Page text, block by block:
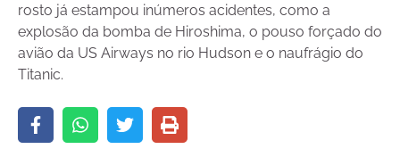
rosto já estampou inúmeros acidentes, como a
explosão da bomba de Hiroshima, o pouso forçado do
avião da US Airways no rio Hudson e o naufrágio do
Titanic.